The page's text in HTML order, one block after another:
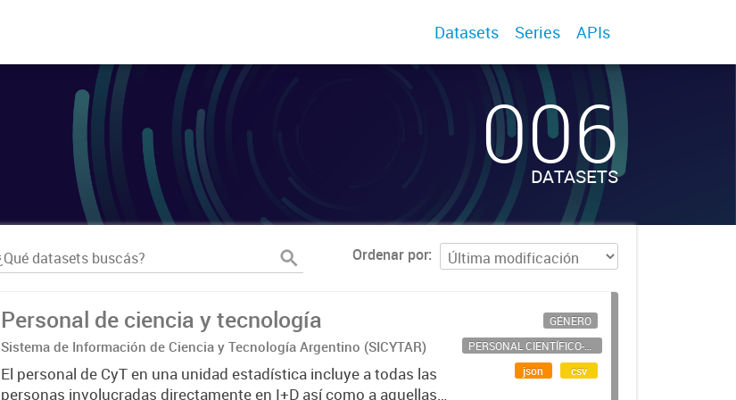
Datasets Series APIs
006
DATASETS
Ordenar por
Personal de ciencia y tecnología
Sistema de Información de Ciencia y Tecnología Argentino (SICYTAR)
El personal de CyT en una unidad estadística incluye a todas las
personas involucradas directamente en I+D así como a aquellas
GÉNERO
PERSONAL CIENTÍFICO-TECNOLÓGICO
json
csv